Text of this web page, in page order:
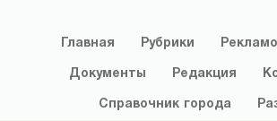
Главная Рубрики
Документы Редакция
Справочник города